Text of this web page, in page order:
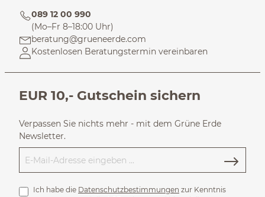
089 12 00 990
(Mo–Fr 8–18:00 Uhr)
beratung@grueneerde.com
Kostenlosen Beratungstermin vereinbaren
EUR 10,- Gutschein sichern
Verpassen Sie nichts mehr - mit dem Grüne Erde
Newsletter.
Ich habe die Datenschutzbestimmungen zur Kenntnis